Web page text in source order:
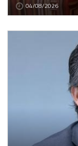
04/08/2026